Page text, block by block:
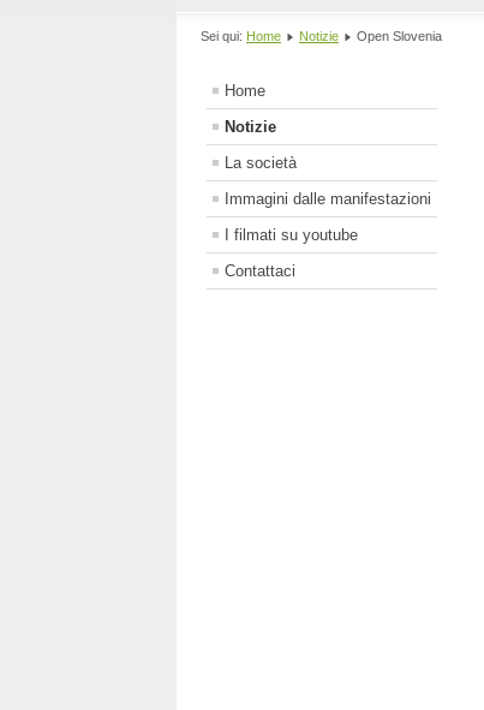
Sei qui: Home Notizie Open Slovenia
Home
Notizie
La società
Immagini dalle manifestazioni
I filmati su youtube
Contattaci